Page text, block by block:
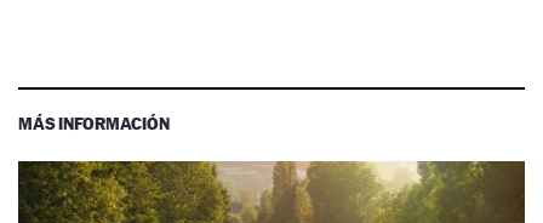
MÁS INFORMACIÓN